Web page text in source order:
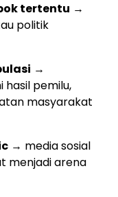
tertentu →
politik
→
hasil pemilu,
masyarakat
→ media sosial
menjadi arena